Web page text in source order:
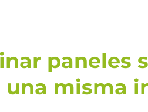
paneles
misma